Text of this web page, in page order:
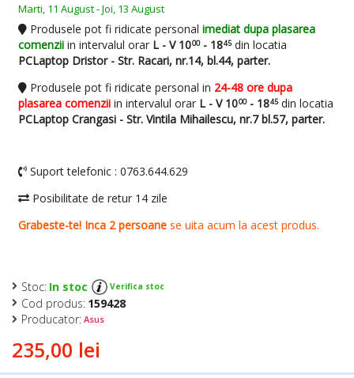
235,00 lei
Stoc: In stoc Verifica stoc
Cod produs: 159428
Producator: Asus